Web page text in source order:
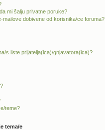
mi šalju privatne poruke?
mailove dobivene od korisnika/ce foruma?
s liste prijatelja(ica)/gnjavatora(ica)?
teme?
tema/e